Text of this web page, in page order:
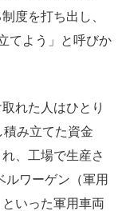
度を打ち出し、
てよう」と呼びか
れた人はひとり
積み立てた資金
、工場で生産さ
ルワーゲン（軍用
いった軍用車両